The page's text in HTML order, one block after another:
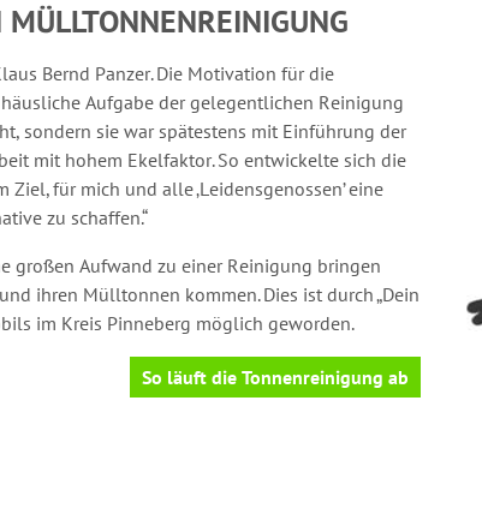
Bernd Panzer. Die Motivation für die
Aufgabe der gelegentlichen Reinigung
sondern sie war spätestens mit Einführung der
mit hohem Ekelfaktor. So entwickelte sich die
für mich und alle ‚Leidensgenossen’ eine
zu schaffen.“
großen Aufwand zu einer Reinigung bringen
ihren Mülltonnen kommen. Dies ist durch „Dein
im Kreis Pinneberg möglich geworden.
So läuft die Tonnenreinigung ab